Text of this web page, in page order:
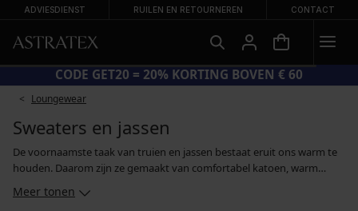
ADVIESDIENST RUILEN EN RETOURNEREN CONTACT
CODE GET20 = 20% KORTING BOVEN € 60
Loungewear
Sweaters en jassen
De voornaamste taak van truien en jassen bestaat eruit ons warm te
houden. Daarom zijn ze gemaakt van comfortabel katoen, warm
dankzij hun bijzondere eigenschappen op betrouwbare wijze vocht
Meer tonen